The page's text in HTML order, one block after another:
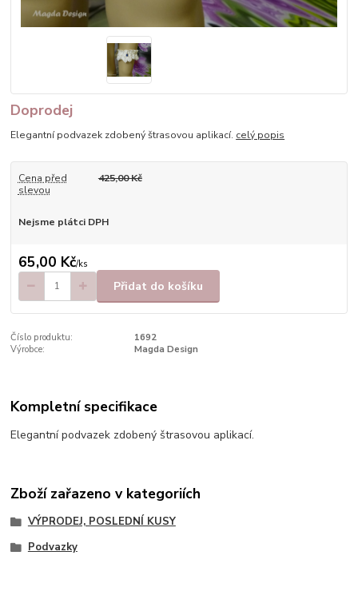
Doprodej
Elegantní podvazek zdobený štrasovou aplikací. celý popis
Cena před
slevou
425,00 Kč
Nejsme plátci DPH
65,00 Kč/ks
Přidat do košíku
Číslo produktu:
1692
Výrobce:
Magda Design
Kompletní specifikace
Elegantní podvazek zdobený štrasovou aplikací.
Zboží zařazeno v kategoriích
VÝPRODEJ, POSLEDNÍ KUSY
Podvazky